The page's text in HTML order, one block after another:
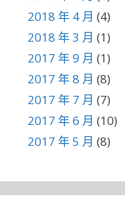
2018 年 4 月 (4)
2018 年 3 月 (1)
2017 年 9 月 (1)
2017 年 8 月 (8)
2017 年 7 月 (7)
2017 年 6 月 (10)
2017 年 5 月 (8)